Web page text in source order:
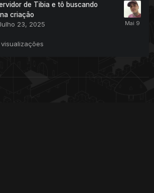
de Tibia e tô buscando
criação
23, 2025
visualizações